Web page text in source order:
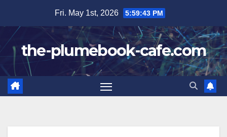
content
Fri. May 1st, 2026 5:59:44 PM
the-plumebook-cafe.com